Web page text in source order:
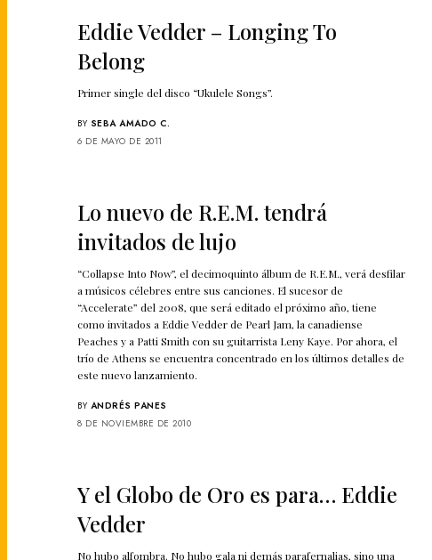
Eddie Vedder – Longing To
Belong
Primer single del disco “Ukulele Songs”.
BY SEBA AMADO C.
6 DE MAYO DE 2011
Lo nuevo de R.E.M. tendrá
invitados de lujo
“Collapse Into Now”, el decimoquinto álbum de R.E.M., verá desfilar
a músicos célebres entre sus canciones. El sucesor de
“Accelerate” del 2008, que será editado el próximo año, tiene
como invitados a Eddie Vedder de Pearl Jam, la canadiense
Peaches y a Patti Smith con su guitarrista Leny Kaye. Por ahora, el
trío de Athens se encuentra concentrado en los últimos detalles de
este nuevo lanzamiento.
BY ANDRÉS PANES
8 DE NOVIEMBRE DE 2010
Y el Globo de Oro es para… Eddie
Vedder
No hubo alfombra. No hubo gala ni demás parafernalias, sino una